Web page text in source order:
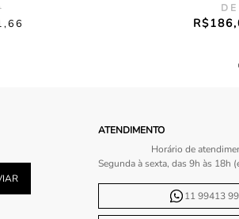
,66 R$186,
ATENDIMENTO
Horário de
Segunda à sexta, das 9h às 18h
11 99413